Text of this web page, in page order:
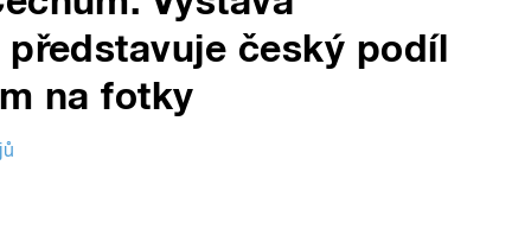
český podíl
na fotky